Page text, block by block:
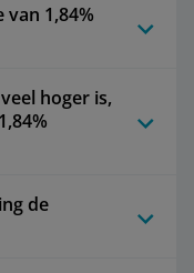
1,84%
hoger is,
de